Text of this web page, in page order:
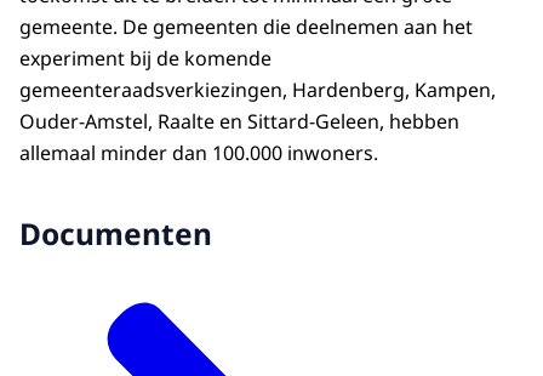
gemeente. De gemeenten die deelnemen aan het
experiment bij de komende
gemeenteraadsverkiezingen, Hardenberg, Kampen,
Ouder-Amstel, Raalte en Sittard-Geleen, hebben
allemaal minder dan 100.000 inwoners.
Documenten